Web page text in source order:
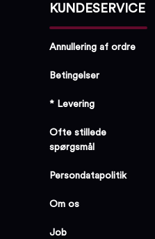
KUNDESERVICE
Annullering af ordre
Betingelser
* Levering
Ofte stillede
spørgsmål
Persondatapolitik
Om os
Job